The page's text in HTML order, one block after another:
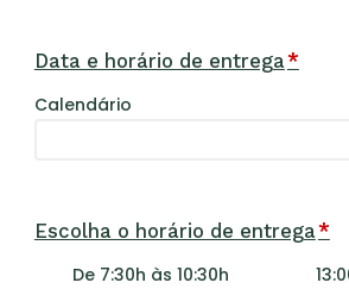
Data e horário de entrega*
Calendário
Escolha o horário de entrega*
De 7:30h às 10:30h